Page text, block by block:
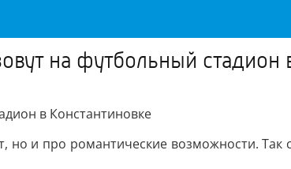
на футбольный стадион
в Константиновке
и про романтические возможности. Так